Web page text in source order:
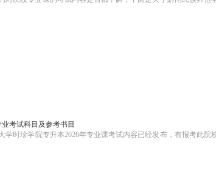
考试科目及参考书目
时珍学院专升本2026年专业课考试内容已经发布，有报考此院